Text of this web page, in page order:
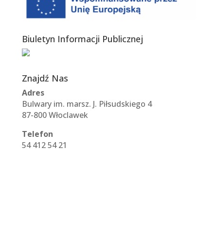
Biuletyn Informacji Publicznej
Znajdź Nas
Adres
Bulwary im. marsz. J. Piłsudskiego 4
87-800 Włoclawek
Telefon
54 412 54 21